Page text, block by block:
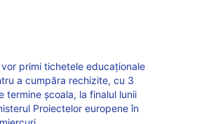
primi tichetele educaționale
a cumpăra rechizite, cu 3
termine școala, la finalul lunii
Proiectelor europene în